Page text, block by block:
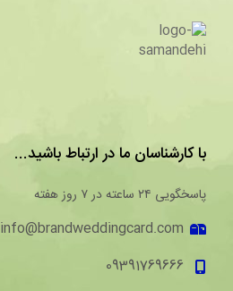
با کارشناسان ما در ارتباط باشید...
پاسخگویی ۲۴ ساعته در ۷ روز هفته
info@brandweddingcard.com
09391769666